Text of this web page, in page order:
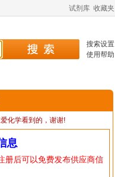
试剂库 收藏夹
搜索设置
使用帮助
化学看到的，谢谢!
息
册后可以免费发布供应商信